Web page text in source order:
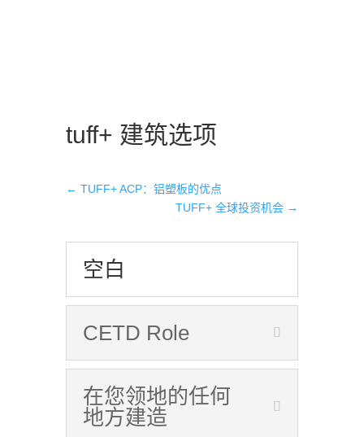
tuff+ 建筑选项
← TUFF+ ACP：铝塑板的优点
TUFF+ 全球投资机会 →
空白
CETD Role
在您领地的任何
地方建造